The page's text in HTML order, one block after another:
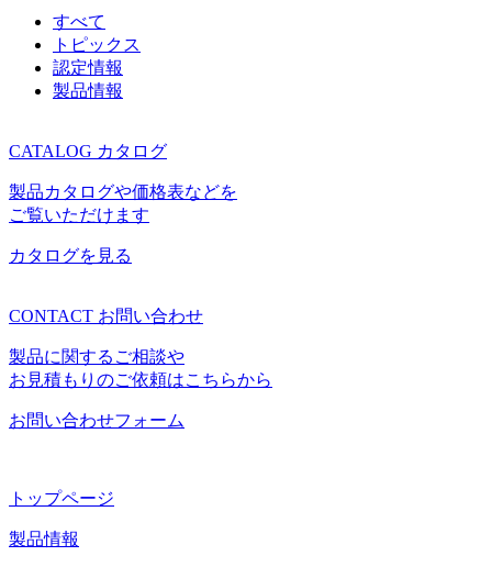
すべて
トピックス
認定情報
製品情報
CATALOG カタログ
製品カタログや価格表などを
ご覧いただけます
カタログを見る
CONTACT お問い合わせ
製品に関するご相談や
お見積もりのご依頼はこちらから
お問い合わせフォーム
トップページ
製品情報